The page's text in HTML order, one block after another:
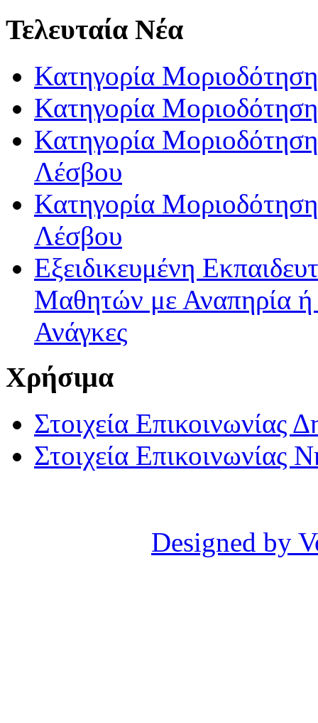
Τελευταία Νέα
Κατηγορία
Κατηγορία
Κατηγορία
Λέσβου
Κατηγορία
Λέσβου
Εξειδικευμένη
Μαθητών με Αναπηρία ή /
Ανάγκες
Χρήσιμα
Στοιχεία Επικοινωνίας
Στοιχεία Επικοινωνίας
Designed by